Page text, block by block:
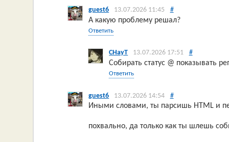
guest6 13.07.2026 11:45 #
А какую проблему решал?
Ответить
CHayT 13.07.2026 17:51 #
Собирать статус @ показывать
Ответить
guest6 13.07.2026 14:54 #
Иными словами, ты парсишь HTML и
похвально, да только как ты шлешь